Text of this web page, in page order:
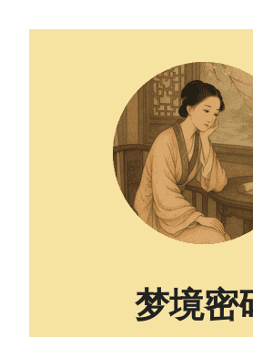
梦境密